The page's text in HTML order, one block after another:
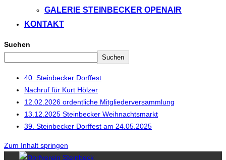
GALERIE STEINBECKER OPENAIR
KONTAKT
Suchen
Suchen
40. Steinbecker Dorffest
Nachruf für Kurt Hölzer
12.02.2026 ordentliche Mitgliederversammlung
13.12.2025 Steinbecker Weihnachtsmarkt
39. Steinbecker Dorffest am 24.05.2025
Zum Inhalt springen